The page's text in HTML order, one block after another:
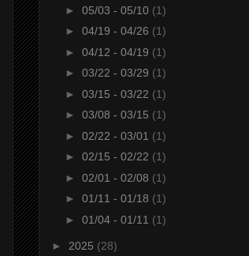
► 05/03 - 05/10 (1)
► 04/19 - 04/26 (1)
► 04/12 - 04/19 (1)
► 03/22 - 03/29 (1)
► 03/15 - 03/22 (1)
► 03/08 - 03/15 (1)
► 02/22 - 03/01 (1)
► 02/15 - 02/22 (1)
► 02/01 - 02/08 (1)
► 01/11 - 01/18 (1)
► 01/04 - 01/11 (1)
► 2025 (28)